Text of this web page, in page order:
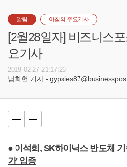
알림 아침의 주요기사
[2월28일자] 비즈니스
요기사
2019-02-27 21:17:26
남희헌 기자 -
● 이석희, SK하이닉스 반도체
가' 입증